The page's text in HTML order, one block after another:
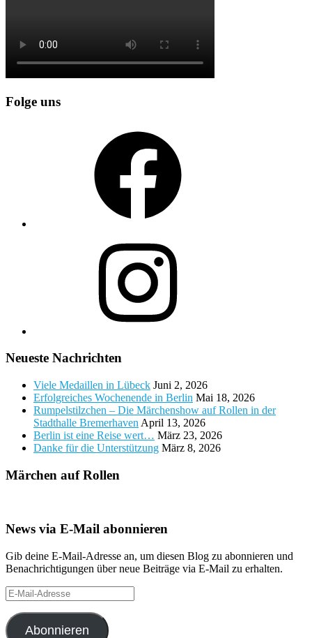
Folge uns
Neueste Nachrichten
Viele Medaillen in Lübeck Juni 2, 2026
Erfolgreiches Wochenende in Berlin Mai 18, 2026
Rumpelstilzchen – Die Märchenshow auf Rollen in der
Stadthalle Bremerhaven April 13, 2026
Berlin ist eine Reise wert… März 23, 2026
Danke für die Unterstützung März 8, 2026
Märchen auf Rollen
News via E-Mail abonnieren
Gib deine E-Mail-Adresse an, um diesen Blog zu abonnieren und
Benachrichtigungen über neue Beiträge via E-Mail zu erhalten.
E-
Mail-
Adresse
Abonnieren